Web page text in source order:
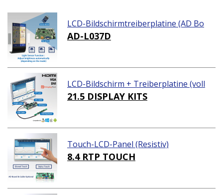
LCD-Bildschirmtreiberplatine (AD Bo
ard)
AD-L037D
LCD-Bildschirm + Treiberplatine (voll
ständiges Paket)
21.5 DISPLAY KITS
Touch-LCD-Panel (Resistiv)
8.4 RTP TOUCH